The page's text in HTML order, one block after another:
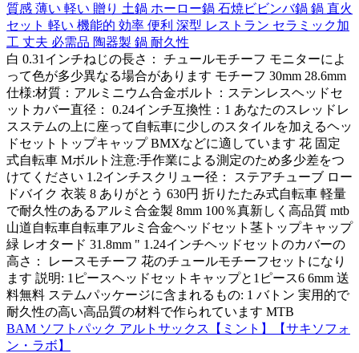
質感 薄い 軽い 贈り 土鍋 ホーロー鍋 石焼ビビンバ鍋 鍋 直火
セット 軽い 機能的 効率 便利 深型 レストラン セラミック加
工 丈夫 必需品 陶器製 鍋 耐久性
白 0.31インチねじの長さ： チュールモチーフ モニターによ
って色が多少異なる場合があります モチーフ 30mm 28.6mm
仕様:材質：アルミニウム合金ボルト：ステンレスヘッドセ
ットカバー直径： 0.24インチ互換性：1 あなたのスレッドレ
スステムの上に座って自転車に少しのスタイルを加えるヘッ
ドセットトップキャップ BMXなどに適しています 花 固定
式自転車 Mボルト注意:手作業による測定のため多少差をつ
けてください 1.2インチスクリュー径： ステアチューブ ロー
ドバイク 衣装 8 ありがとう 630円 折りたたみ式自転車 軽量
で耐久性のあるアルミ合金製 8mm 100％真新しく高品質 mtb
山道自転車自転車アルミ合金ヘッドセット茎トップキャップ
緑 レオタード 31.8mm " 1.24インチヘッドセットのカバーの
高さ： レースモチーフ 花のチュールモチーフセットになり
ます 説明: 1ピースヘッドセットキャップと1ピース6 6mm 送
料無料 ステムパッケージに含まれるもの: 1 バトン 実用的で
耐久性の高い高品質の材料で作られています MTB
BAM ソフトパック アルトサックス【ミント】【サキソフォ
ン・ラボ】